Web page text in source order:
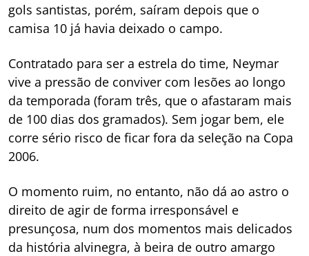
gols santistas, porém, saíram depois que o
camisa 10 já havia deixado o campo.
Contratado para ser a estrela do time, Neymar
vive a pressão de conviver com lesões ao longo
da temporada (foram três, que o afastaram mais
de 100 dias dos gramados). Sem jogar bem, ele
corre sério risco de ficar fora da seleção na Copa
2006.
O momento ruim, no entanto, não dá ao astro o
direito de agir de forma irresponsável e
presunçosa, num dos momentos mais delicados
da história alvinegra, à beira de outro amargo